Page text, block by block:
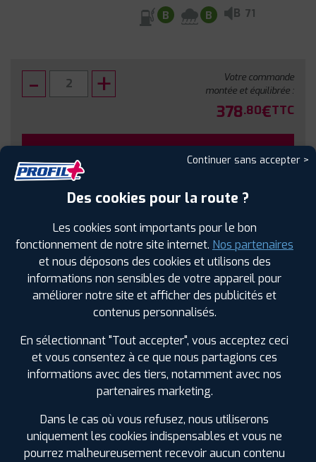
B B B 71
Votre commande
montée et équilibrée :
378.80€TTC
Sous réserve de disponibilité en agence
SPÉCIFICATIONS AVIS CLIENTS ÉTIQUETAGE
Continuer sans accepter >
Des cookies pour la route ?
Les cookies sont importants pour le bon
fonctionnement de notre site internet. Nos partenaires
et nous déposons des cookies et utilisons des
informations non sensibles de votre appareil pour
améliorer notre site et afficher des publicités et
contenus personnalisés.
En sélectionnant "Tout accepter", vous acceptez ceci
et vous consentez à ce que nous partagions ces
informations avec des tiers, notamment avec nos
partenaires marketing.
Dans le cas où vous refusez, nous utiliserons
uniquement les cookies indispensables et vous ne
pourrez malheureusement recevoir aucun contenu